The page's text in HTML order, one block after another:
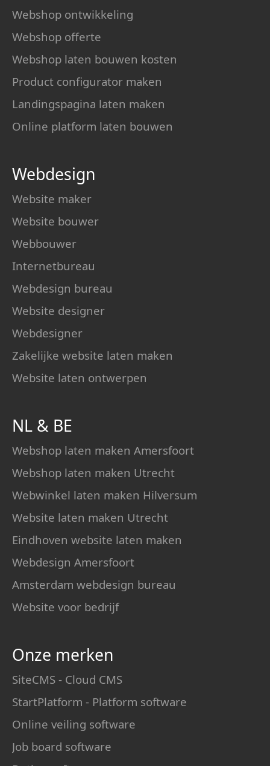
Webshop ontwikkeling
Webshop offerte
Webshop laten bouwen kosten
Product configurator maken
Landingspagina laten maken
Online platform laten bouwen
Webdesign
Website maker
Website bouwer
Webbouwer
Internetbureau
Webdesign bureau
Website designer
Webdesigner
Zakelijke website laten maken
Website laten ontwerpen
NL & BE
Webshop laten maken Amersfoort
Webshop laten maken Utrecht
Webwinkel laten maken Hilversum
Website laten maken Utrecht
Eindhoven website laten maken
Webdesign Amersfoort
Amsterdam webdesign bureau
Website voor bedrijf
Onze merken
SiteCMS - Cloud CMS
StartPlatform - Platform software
Online veiling software
Job board software